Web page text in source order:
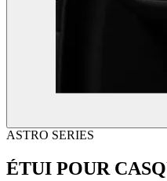
ASTRO SERIES
ÉTUI POUR